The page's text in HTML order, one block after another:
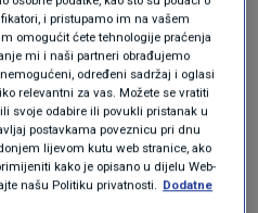
druge prste, piše
i pristupamo im na vašem
omogućit ćete tehnologije praćenja
mi i naši partneri obrađujemo
određeni sadržaj i oglasi
relevantni za vas. Možete se vratiti
svoje odabire ili povukli pristanak u
postavkama poveznicu pri dnu
lijevom kutu web stranice, ako
kako je opisano u dijelu Web-
našu Politiku privatnosti. Dodatne